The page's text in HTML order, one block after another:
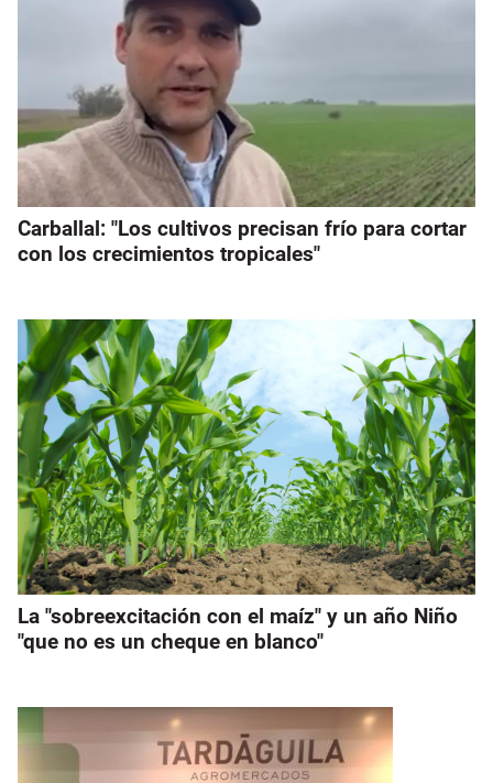
Carballal: "Los cultivos precisan frío para cortar
con los crecimientos tropicales"
La "sobreexcitación con el maíz" y un año Niño
"que no es un cheque en blanco"